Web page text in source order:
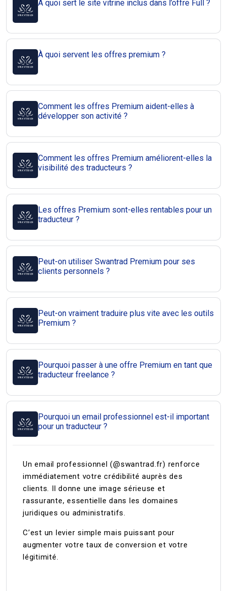
À quoi sert le site vitrine inclus dans l’offre Full ?
À quoi servent les offres premium ?
Comment les offres Premium aident-elles à
développer son activité ?
Comment les offres Premium améliorent-elles la
visibilité des traducteurs ?
Les offres Premium sont-elles rentables pour un
traducteur ?
Peut-on utiliser Swantrad Premium pour ses
clients personnels ?
Peut-on vraiment traduire plus vite avec les outils
Premium ?
Pourquoi passer à une offre Premium en tant que
traducteur freelance ?
Pourquoi un email professionnel est-il important
pour un traducteur ?
Un email professionnel (@swantrad.fr) renforce
immédiatement votre crédibilité auprès des
clients. Il donne une image sérieuse et
rassurante, essentielle dans les domaines
juridiques ou administratifs.
C’est un levier simple mais puissant pour
augmenter votre taux de conversion et votre
légitimité.